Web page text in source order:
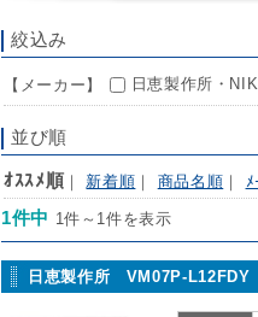
絞込み
【メーカー】 日恵製作所・
並び順
ｵｽｽﾒ順 ｜ 新着順 ｜ 商品名順 ｜ ﾒ
1件中 1件～1件を表示
日恵製作所 VM07P-